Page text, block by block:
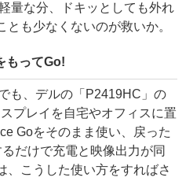
量な分、ドキッとしても外れ
も少なくないのが救いか。
もってGo!
も、デルの「P2419HC」の
プレイを自宅やオフィスに置
Goをそのまま使い、戻った
だけで充電と映像出力が同
、こうした使い方をすればさ